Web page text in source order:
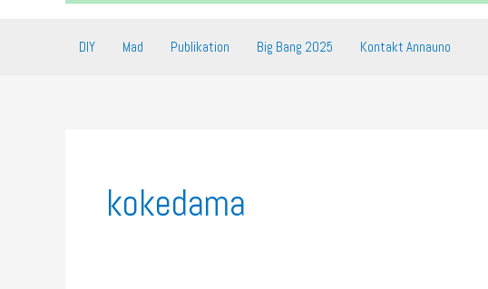
DIY Mad Publikation Big Bang 2025 Kontakt Annauno
kokedama